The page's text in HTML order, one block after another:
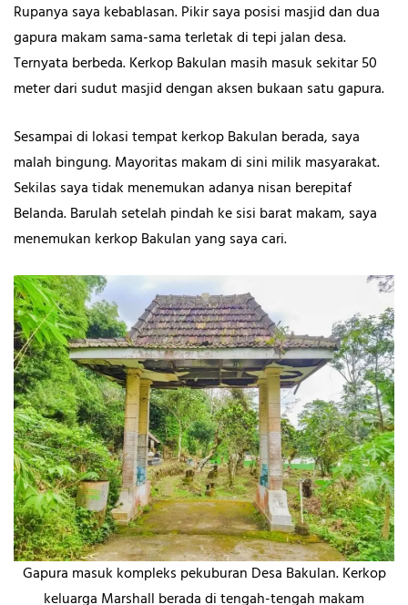
Rupanya saya kebablasan. Pikir saya posisi masjid dan dua
gapura makam sama-sama terletak di tepi jalan desa.
Ternyata berbeda. Kerkop Bakulan masih masuk sekitar 50
meter dari sudut masjid dengan aksen bukaan satu gapura.
Sesampai di lokasi tempat kerkop Bakulan berada, saya
malah bingung. Mayoritas makam di sini milik masyarakat.
Sekilas saya tidak menemukan adanya nisan berepitaf
Belanda. Barulah setelah pindah ke sisi barat makam, saya
menemukan kerkop Bakulan yang saya cari.
Gapura masuk kompleks pekuburan Desa Bakulan. Kerkop
keluarga Marshall berada di tengah-tengah makam